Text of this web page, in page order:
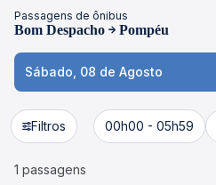
Passagens de ônibus
Bom Despacho Pompéu
Sábado, 08 de Agosto
Filtros 00h00 - 05h59
1 passagens